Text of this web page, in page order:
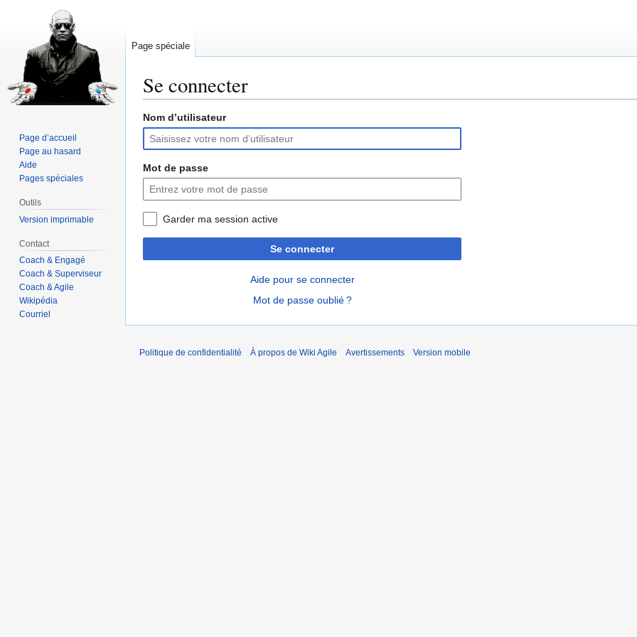
Se connecter
Aller
la
navigation
Aller
la
recherche
Nom d’utilisateur
Mot de passe
Garder ma session active
Se connecter
Aide pour se connecter
Mot de passe oublié ?
Page spéciale
Page d’accueil
Page au hasard
Aide
Pages spéciales
Outils
Version imprimable
Contact
Coach & Engagé
Coach & Superviseur
Coach & Agile
Wikipédia
Courriel
Politique de confidentialité À propos de Wiki Agile Avertissements Version mobile